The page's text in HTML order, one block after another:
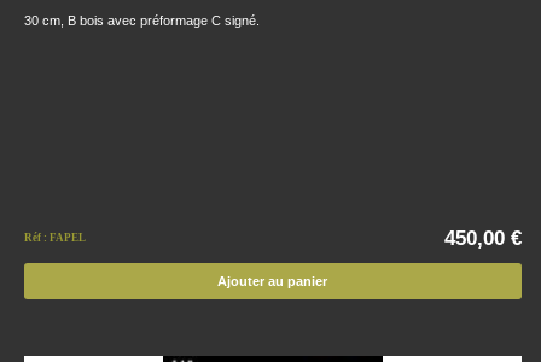
30 cm, B bois avec préformage C signé.
Réf : FAPEL 450,00 €
Ajouter au panier